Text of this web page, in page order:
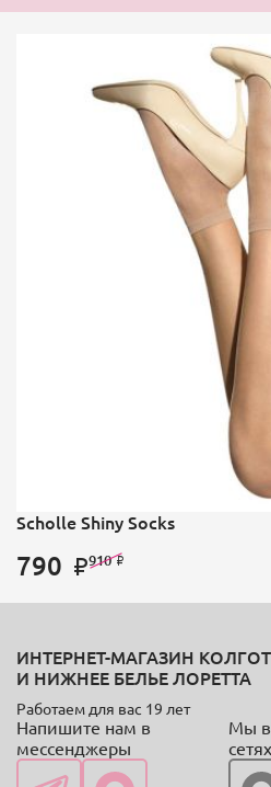
Scholle Shiny Socks
790 910
ИНТЕРНЕТ-МАГАЗИН
И НИЖНЕЕ БЕЛЬЕ ЛОРЕТТА
Работаем для вас 19 лет
Напишите нам в
мессенджеры
Мы в
сетях